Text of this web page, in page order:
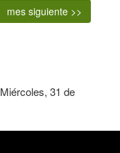
mes siguiente >>
Miércoles, 31 de